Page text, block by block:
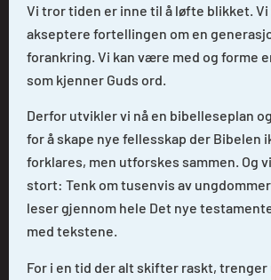
Vi tror tiden er inne til å løfte blikket.
akseptere fortellingen om en
forankring. Vi kan være med og forme
som kjenner Guds ord.
Derfor utvikler vi nå en bibelleseplan
for å skape nye fellesskap der Bibelen
forklares, men utforskes sammen. Og
stort: Tenk om tusenvis av
leser gjennom hele Det nye
med tekstene.
For i en tid der alt skifter raskt, trenger